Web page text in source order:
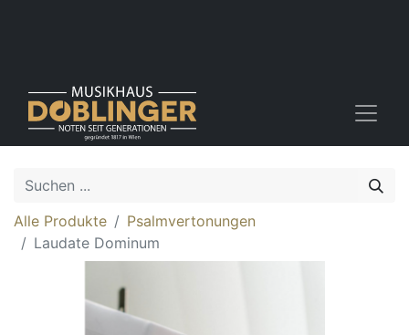
Alle Produkte
Psalmvertonungen
Laudate Dominum